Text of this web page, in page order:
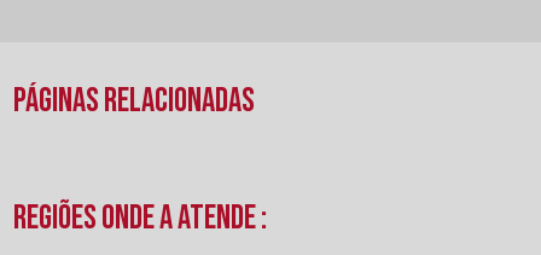
Páginas Relacionadas
Regiões onde a atende :